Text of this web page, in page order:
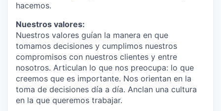
hacemos.
Nuestros valores:
Nuestros valores guían la manera en que
tomamos decisiones y cumplimos nuestros
compromisos con nuestros clientes y entre
nosotros. Articulan lo que nos preocupa: lo que
creemos que es importante. Nos orientan en la
toma de decisiones día a día. Anclan una cultura
en la que queremos trabajar.